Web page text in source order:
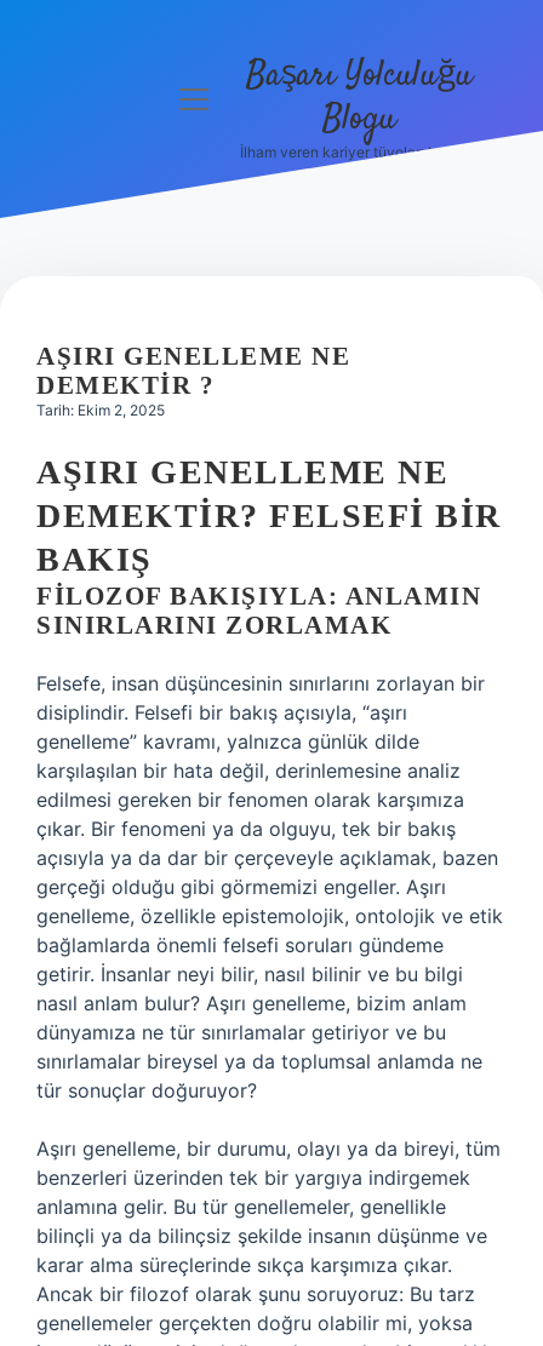
Hakkımızda
menüyüBaşarı Yolculuğu
Blogu
İlham veren kariyer tüyoları burada!
AŞIRI GENELLEME NE
DEMEKTIR ?
Tarih: Ekim 2, 2025
AŞIRI GENELLEME NE
DEMEKTIR? FELSEFI BIR
BAKIŞ
FILOZOF BAKIŞIYLA: ANLAMIN
SINIRLARINI ZORLAMAK
Felsefe, insan düşüncesinin sınırlarını zorlayan bir
disiplindir. Felsefi bir bakış açısıyla, “aşırı
genelleme” kavramı, yalnızca günlük dilde
karşılaşılan bir hata değil, derinlemesine analiz
edilmesi gereken bir fenomen olarak karşımıza
çıkar. Bir fenomeni ya da olguyu, tek bir bakış
açısıyla ya da dar bir çerçeveyle açıklamak, bazen
gerçeği olduğu gibi görmemizi engeller. Aşırı
genelleme, özellikle epistemolojik, ontolojik ve etik
bağlamlarda önemli felsefi soruları gündeme
getirir. İnsanlar neyi bilir, nasıl bilinir ve bu bilgi
nasıl anlam bulur? Aşırı genelleme, bizim anlam
dünyamıza ne tür sınırlamalar getiriyor ve bu
sınırlamalar bireysel ya da toplumsal anlamda ne
tür sonuçlar doğuruyor?
Aşırı genelleme, bir durumu, olayı ya da bireyi, tüm
benzerleri üzerinden tek bir yargıya indirgemek
anlamına gelir. Bu tür genellemeler, genellikle
bilinçli ya da bilinçsiz şekilde insanın düşünme ve
karar alma süreçlerinde sıkça karşımıza çıkar.
Ancak bir filozof olarak şunu soruyoruz: Bu tarz
genellemeler gerçekten doğru olabilir mi, yoksa